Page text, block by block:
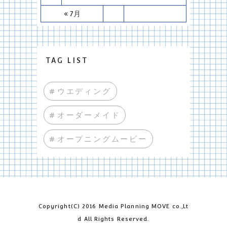
« 7月
TAG LIST
#ウエディング
#オーダーメイド
#オープニングムービー
Copyright(C) 2016 Media Planning MOVE co.,Lt
d All Rights Reserved.